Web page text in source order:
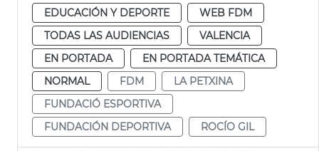
EDUCACIÓN Y DEPORTE
WEB FDM
TODAS LAS AUDIENCIAS
VALENCIA
EN PORTADA
EN PORTADA TEMÁTICA
NORMAL
FDM
LA PETXINA
FUNDACIÓ ESPORTIVA
FUNDACIÓN DEPORTIVA
ROCÍO GIL